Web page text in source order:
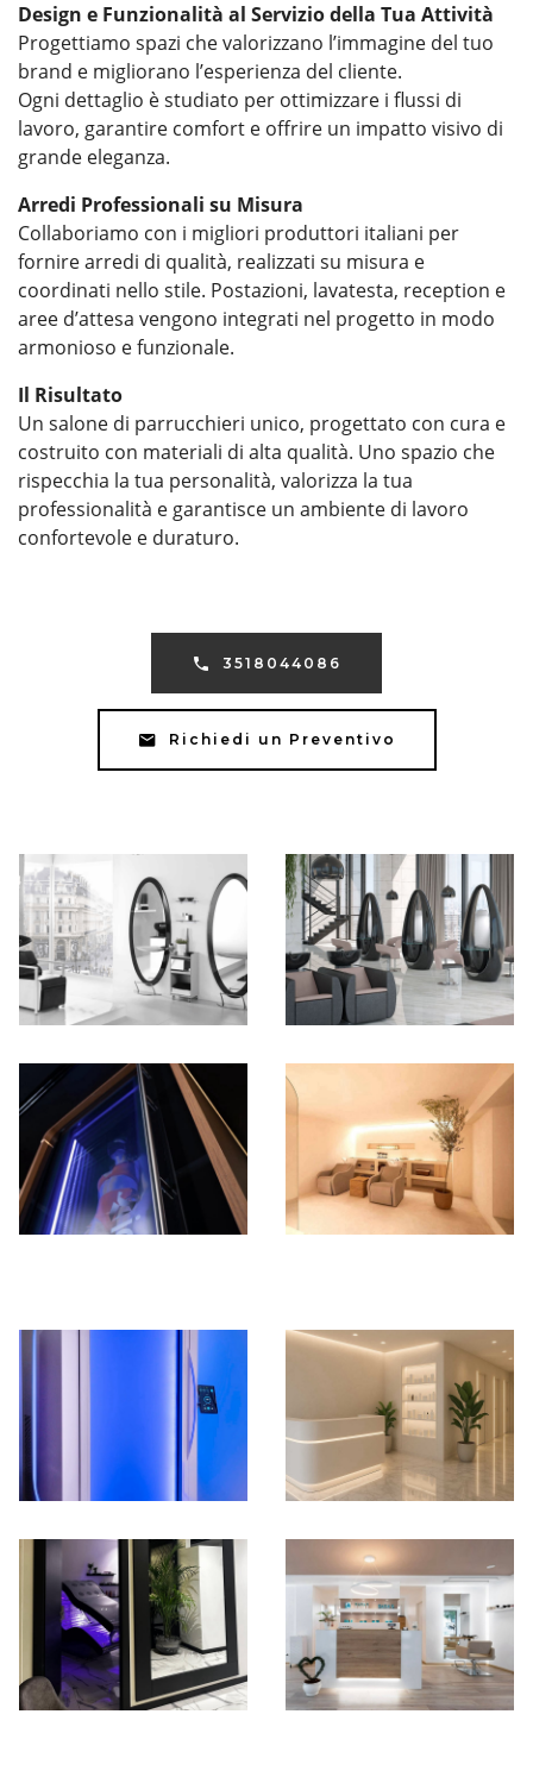
Design e Funzionalità al Servizio della Tua Attività
Progettiamo spazi che valorizzano l’immagine del tuo
brand e migliorano l’esperienza del cliente.
Ogni dettaglio è studiato per ottimizzare i flussi di
lavoro, garantire comfort e offrire un impatto visivo di
grande eleganza.
Arredi Professionali su Misura
Collaboriamo con i migliori produttori italiani per
fornire arredi di qualità, realizzati su misura e
coordinati nello stile. Postazioni, lavatesta, reception e
aree d’attesa vengono integrati nel progetto in modo
armonioso e funzionale.
Il Risultato
Un salone di parrucchieri unico, progettato con cura e
costruito con materiali di alta qualità. Uno spazio che
rispecchia la tua personalità, valorizza la tua
professionalità e garantisce un ambiente di lavoro
confortevole e duraturo.
3518044086
Richiedi un Preventivo